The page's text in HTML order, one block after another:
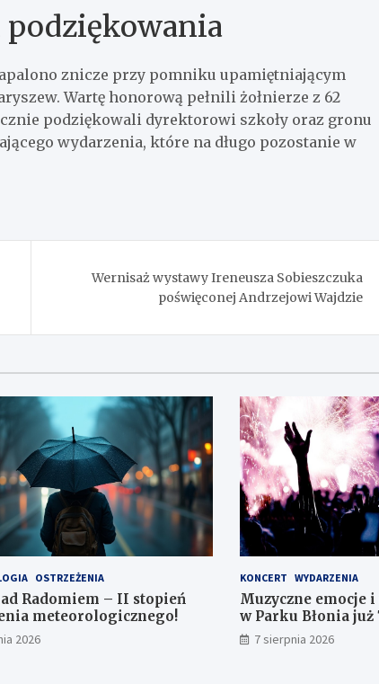
podziękowania
znicze przy pomniku upamiętniającym
Wartę honorową pełnili żołnierze z 62
podziękowali dyrektorowi szkoły oraz gronu
wydarzenia, które na długo pozostanie w
Wernisaż wystawy Ireneusza Sobieszczuka
poświęconej Andrzejowi Wajdzie
OSTRZEŻENIA
Radomiem – II stopień
meteorologicznego!
2026
KONCERT WYDARZENIA
Muzyczne emocje
w Parku Błonia
7 sierpnia 2026